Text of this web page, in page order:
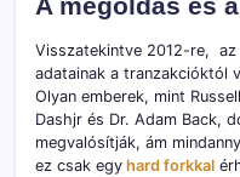
A megoldás és
Visszatekintve 2012-re,
adatainak a tranzakcióktól
Olyan emberek, mint
Dashjr és Dr. Adam Back,
megvalósítják, ám
ez csak egy hard forkkal